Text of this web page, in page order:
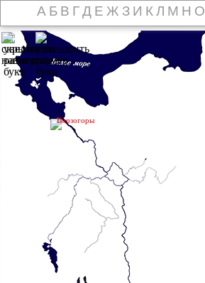
А Б В Г Д Е Ж З И К Л М Н О
Ворзогоры